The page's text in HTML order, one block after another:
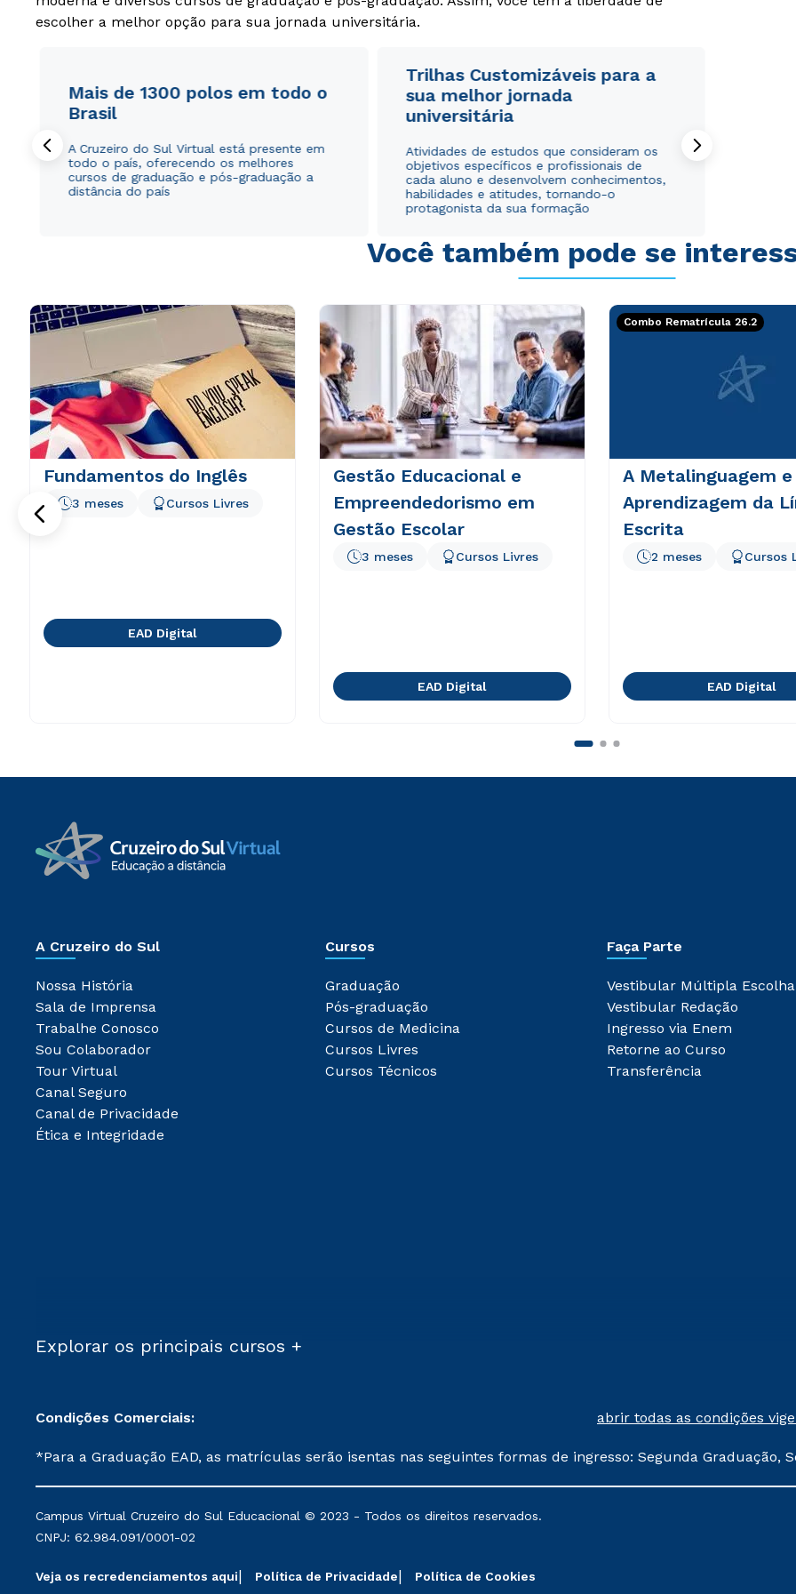
escolher a melhor opção para sua jornada universitária.
Mais de 1300 polos em todo o
Brasil
A Cruzeiro do Sul Virtual está presente em
todo o país, oferecendo os melhores
cursos de graduação e pós-graduação a
distância do país
Trilhas Customizáveis para a
sua melhor jornada
universitária
Atividades de estudos que consideram os
objetivos específicos e profissionais de
cada aluno e desenvolvem conhecimentos,
habilidades e atitudes, tornando-o
protagonista da sua formação
Você também pode se
Fundamentos do Inglês
3 meses Cursos Livres
EAD Digital
Gestão Educacional e
Empreendedorismo em
Gestão Escolar
3 meses Cursos Livres
EAD Digital
Combo Rematrícula 26.2
A Metalinguagem e
Aprendizagem da
Escrita
2 meses Cursos
EAD Digital
A Cruzeiro do Sul
Nossa História
Sala de Imprensa
Trabalhe Conosco
Sou Colaborador
Tour Virtual
Canal Seguro
Canal de Privacidade
Ética e Integridade
Cursos
Graduação
Pós-graduação
Cursos de Medicina
Cursos Livres
Cursos Técnicos
Faça Parte
Vestibular Múltipla Escolha
Vestibular Redação
Ingresso via Enem
Retorne ao Curso
Transferência
Explorar os principais cursos +
Condições Comerciais: abrir todas as condições
*Para a Graduação EAD, as matrículas serão isentas nas seguintes formas de ingresso: Segunda Graduação,
mantidos conforme negociação. Descontos institucionais poderão sofrer alterações nos períodos de
serviços.
Campus Virtual Cruzeiro do Sul Educacional © 2023 - Todos os direitos reservados.
CNPJ: 62.984.091/0001-02
Veja os recredenciamentos aqui Política de Privacidade Política de Cookies
Rápido e fácil
ou
autorizo que meus dados sejam utilizados para o
envio de conteúdos da Cruzeiro do Sul.
Rápido e fácil
ou
autorizo que meus dados sejam utilizados para o
envio de conteúdos da Cruzeiro do Sul.